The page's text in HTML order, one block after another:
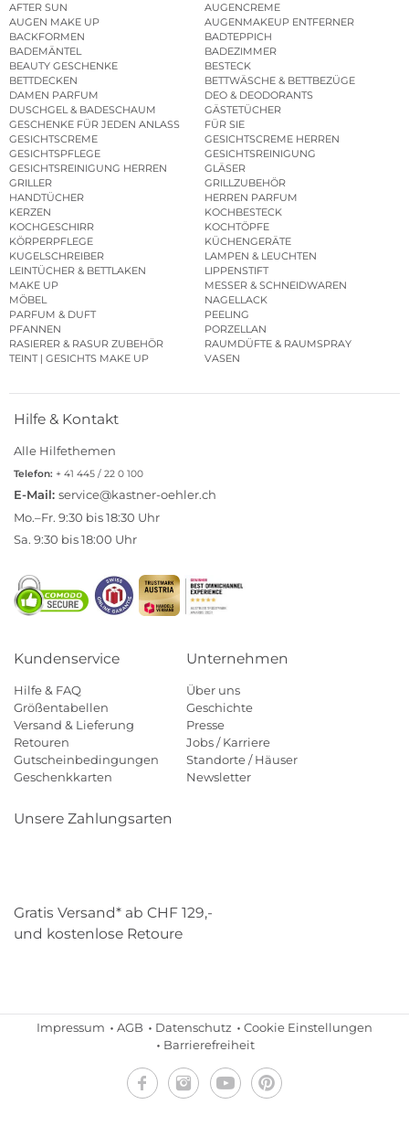
AFTER SUN
AUGENCREME
AUGEN MAKE UP
AUGENMAKEUP ENTFERNER
BACKFORMEN
BADTEPPICH
BADEMÄNTEL
BADEZIMMER
BEAUTY GESCHENKE
BESTECK
BETTDECKEN
BETTWÄSCHE & BETTBEZÜGE
DAMEN PARFUM
DEO & DEODORANTS
DUSCHGEL & BADESCHAUM
GÄSTETÜCHER
GESCHENKE FÜR JEDEN ANLASS
FÜR SIE
GESICHTSCREME
GESICHTSCREME HERREN
GESICHTSPFLEGE
GESICHTSREINIGUNG
GESICHTSREINIGUNG HERREN
GLÄSER
GRILLER
GRILLZUBEHÖR
HANDTÜCHER
HERREN PARFUM
KERZEN
KOCHBESTECK
KOCHGESCHIRR
KOCHTÖPFE
KÖRPERPFLEGE
KÜCHENGERÄTE
KUGELSCHREIBER
LAMPEN & LEUCHTEN
LEINTÜCHER & BETTLAKEN
LIPPENSTIFT
MAKE UP
MESSER & SCHNEIDWAREN
MÖBEL
NAGELLACK
PARFUM & DUFT
PEELING
PFANNEN
PORZELLAN
RASIERER & RASUR ZUBEHÖR
RAUMDÜFTE & RAUMSPRAY
TEINT | GESICHTS MAKE UP
VASEN
Hilfe & Kontakt
Alle Hilfethemen
Telefon: + 41 445 / 22 0 100
E-Mail: service@kastner-oehler.ch
Mo.–Fr. 9:30 bis 18:30 Uhr
Sa. 9:30 bis 18:00 Uhr
Kundenservice
Hilfe & FAQ
Größentabellen
Versand & Lieferung
Retouren
Gutscheinbedingungen
Geschenkkarten
Unternehmen
Über uns
Geschichte
Presse
Jobs / Karriere
Standorte / Häuser
Newsletter
Unsere Zahlungsarten
Gratis Versand* ab CHF 129,-
und kostenlose Retoure
Impressum AGB Datenschutz
Cookie Einstellungen
Barrierefreiheit